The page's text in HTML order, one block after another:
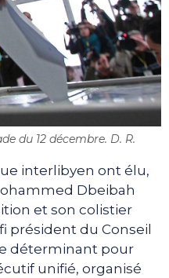
du 12 décembre. D. R.
interlibyen ont élu,
Dbeibah
et son colistier
président du Conseil
déterminant pour
unifié, organisé